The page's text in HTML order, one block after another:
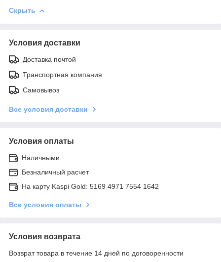
Скрыть
Условия доставки
Доставка почтой
Транспортная компания
Самовывоз
Все условия доставки
Условия оплаты
Наличными
Безналичный расчет
На карту Kaspi Gold: 5169 4971 7554 1642
Все условия оплаты
Условия возврата
Возврат товара в течение 14 дней по договоренности